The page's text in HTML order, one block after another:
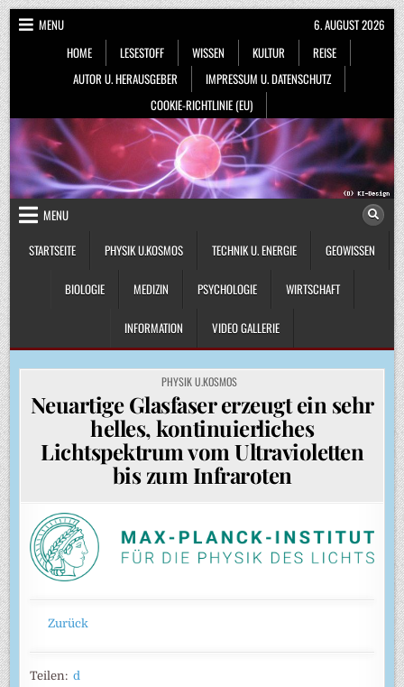
Skip
to
content
MENU
HOME
LESESTOFF WISSEN KULTUR
REISE
AUTOR U. HERAUSGEBER
IMPRESSUM U. DATENSCHUTZ
COOKIE-RICHTLINIE (EU)
6. AUGUST 2026
MENU
STARTSEITE
PHYSIK U.KOSMOS TECHNIK U. ENERGIE GEOWISSEN
BIOLOGIE MEDIZIN PSYCHOLOGIE WIRTSCHAFT
INFORMATION VIDEO GALLERIE
POSTED
IN
PHYSIK U.KOSMOS
Neuartige Glasfaser erzeugt ein sehr
helles, kontinuierliches
Lichtspektrum vom Ultravioletten
bis zum Infraroten
Zurück
Teilen:d